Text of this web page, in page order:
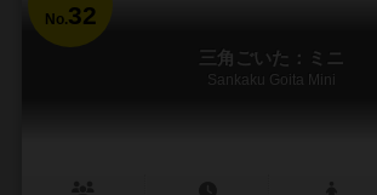
No.32
三角ごいた：ミニ
Sankaku Goita Mini